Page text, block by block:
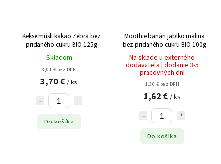
Kekse müsli kakao Zebra bez
pridaného cukru BIO 125g
Skladom
3,01 € bez DPH
3,70 € / ks
Do košíka
Moothie banán jablko malina
bez pridaného cukru BIO 100g
Na sklade u externého
dodávateľa | dodanie 3-5
pracovných dní
1,36 € bez DPH
1,62 € / ks
Do košíka